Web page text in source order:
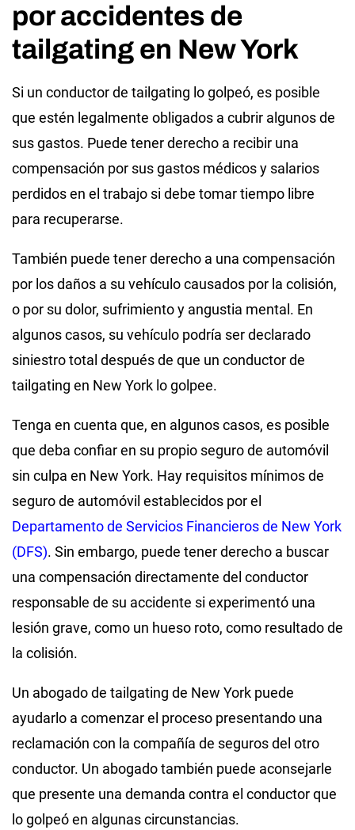
por accidentes de
tailgating en New York
Si un conductor de tailgating lo golpeó, es posible
que estén legalmente obligados a cubrir algunos de
sus gastos. Puede tener derecho a recibir una
compensación por sus gastos médicos y salarios
perdidos en el trabajo si debe tomar tiempo libre
para recuperarse.
También puede tener derecho a una compensación
por los daños a su vehículo causados ​​por la colisión,
o por su dolor, sufrimiento y angustia mental. En
algunos casos, su vehículo podría ser declarado
siniestro total después de que un conductor de
tailgating en New York lo golpee.
Tenga en cuenta que, en algunos casos, es posible
que deba confiar en su propio seguro de automóvil
sin culpa en New York. Hay requisitos mínimos de
seguro de automóvil establecidos por el
Departamento de Servicios Financieros de New York
(DFS). Sin embargo, puede tener derecho a buscar
una compensación directamente del conductor
responsable de su accidente si experimentó una
lesión grave, como un hueso roto, como resultado de
la colisión.
Un abogado de tailgating de New York puede
ayudarlo a comenzar el proceso presentando una
reclamación con la compañía de seguros del otro
conductor. Un abogado también puede aconsejarle
que presente una demanda contra el conductor que
lo golpeó en algunas circunstancias.